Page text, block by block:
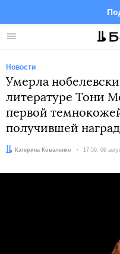
Меню
Новости
Умерла
литературе Тони
первой
получившей
Автор:Катерина Коваленко Дата:
17:59, 06